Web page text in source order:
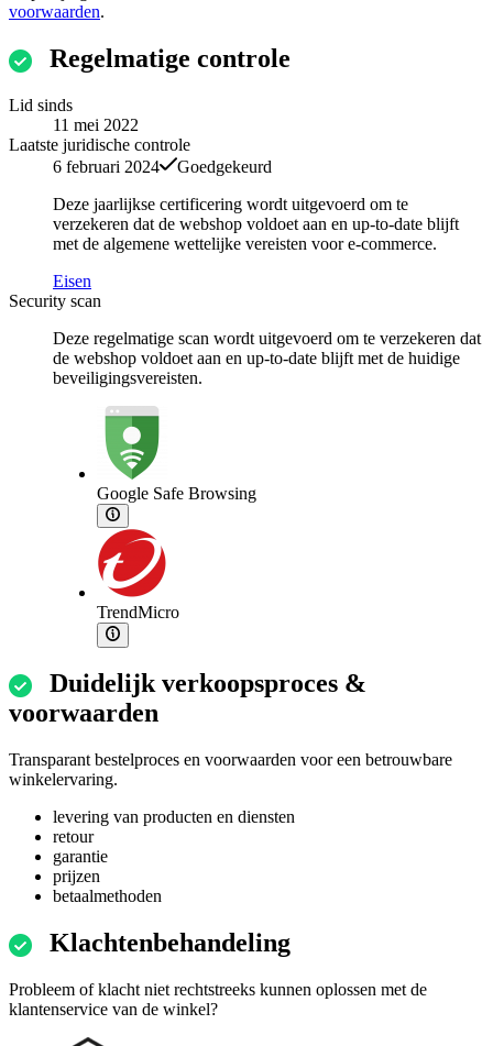
voorwaarden.
Regelmatige controle
Lid sinds
11 mei 2022
Laatste juridische controle
6 februari 2024
Goedgekeurd
Deze jaarlijkse certificering wordt uitgevoerd om te
verzekeren dat de webshop voldoet aan en up-to-date blijft
met de algemene wettelijke vereisten voor e-commerce.
Eisen
Security scan
Deze regelmatige scan wordt uitgevoerd om te verzekeren dat
de webshop voldoet aan en up-to-date blijft met de huidige
beveiligingsvereisten.
Google Safe Browsing
TrendMicro
Duidelijk verkoopsproces &
voorwaarden
Transparant bestelproces en voorwaarden voor een betrouwbare
winkelervaring.
levering van producten en diensten
retour
garantie
prijzen
betaalmethoden
Klachtenbehandeling
Probleem of klacht niet rechtstreeks kunnen oplossen met de
klantenservice van de winkel?